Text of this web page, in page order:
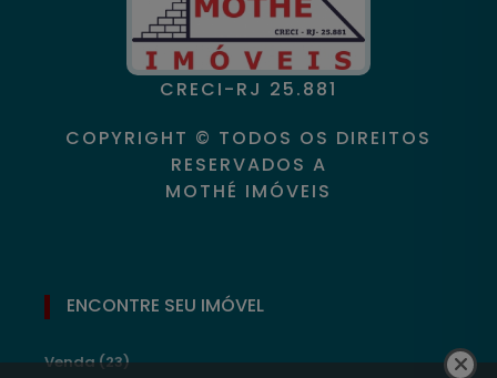
CRECI-RJ 25.881
COPYRIGHT © TODOS OS DIREITOS
RESERVADOS A
MOTHÉ IMÓVEIS
ENCONTRE SEU IMÓVEL
Venda (23)